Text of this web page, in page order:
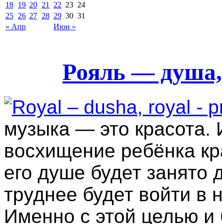
« Апр Июн »
18 19 20 21 22 23 24
25 26 27 28 29 30 31
Рояль — душа,
музыка — это красота.
восхищение ребёнка
его душе будет
труднее будет войти в
Именно с этой целью